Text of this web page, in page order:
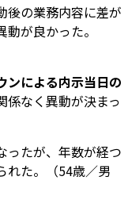
後の業務内容に差が
が良かった。
ンによる内示当日の
係なく異動が決まっ
ったが、年数が経つ
れた。（54歳／男